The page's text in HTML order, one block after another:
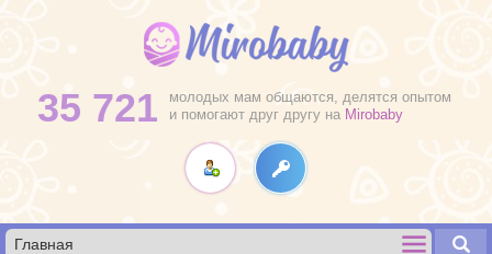
35 721
молодых мам общаются, делятся опытом
и помогают друг другу на Mirobaby